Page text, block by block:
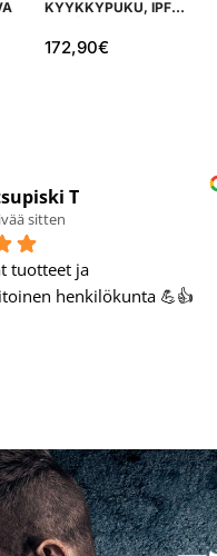
KYYKKYPUKU, IPF
172,90€
R.
sitten